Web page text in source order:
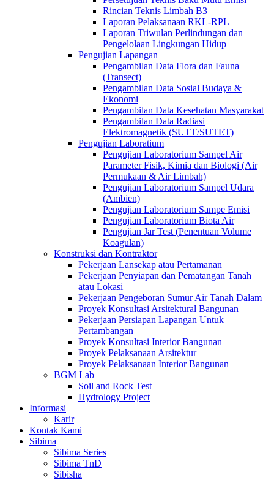
Rincian Teknis Limbah B3
Laporan Pelaksanaan RKL-RPL
Laporan Triwulan Perlindungan dan
Pengelolaan Lingkungan Hidup
Pengujian Lapangan
Pengambilan Data Flora dan Fauna
(Transect)
Pengambilan Data Sosial Budaya &
Ekonomi
Pengambilan Data Kesehatan Masyarakat
Pengambilan Data Radiasi
Elektromagnetik (SUTT/SUTET)
Pengujian Laboratium
Pengujian Laboratorium Sampel Air
Parameter Fisik, Kimia dan Biologi (Air
Permukaan & Air Limbah)
Pengujian Laboratorium Sampel Udara
(Ambien)
Pengujian Laboratorium Sampe Emisi
Pengujian Laboratorium Biota Air
Pengujian Jar Test (Penentuan Volume
Koagulan)
Konstruksi dan Kontraktor
Pekerjaan Lansekap atau Pertamanan
Pekerjaan Penyiapan dan Pematangan Tanah
atau Lokasi
Pekerjaan Pengeboran Sumur Air Tanah Dalam
Proyek Konsultasi Arsitektural Bangunan
Pekerjaan Persiapan Lapangan Untuk
Pertambangan
Proyek Konsultasi Interior Bangunan
Proyek Pelaksanaan Arsitektur
Proyek Pelaksanaan Interior Bangunan
BGM Lab
Soil and Rock Test
Hydrology Project
Informasi
Karir
Kontak Kami
Sibima
Sibima Series
Sibima TnD
Sibisha